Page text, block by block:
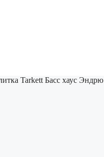
Tarkett Басс хаус Эндрю